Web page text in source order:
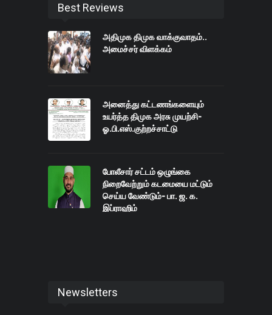
Best Reviews
அதிமுக திமுக வாக்குவாதம்..
அமைச்சர் விளக்கம்
அனைத்து கட்டணங்களையும்
உயர்த்த திமுக அரசு முயற்சி-
ஓ.பி.எஸ்.குற்றச்சாட்டு
போலீசார் சட்டம் ஒழுங்கை
நிறைவேற்றும் கடமையை மட்டும்
செய்ய வேண்டும்- பா. ஜ. க.
இப்ராஹிம்
Newsletters